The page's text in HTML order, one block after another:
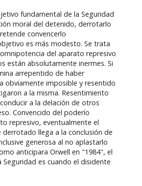
fundamental de la Seguridad
moral del detenido, derrotarlo
convencerlo
es más modesto. Se trata
del aparato represivo
están absolutamente inermes. Si
arrepentido de haber
obviamente imposible y resentido
a la misma. Resentimiento
a la delación de otros
Convencido del poderío
represivo, eventualmente el
llega a la conclusión de
generosa al no aplastarlo
anticipara Orwell en "1984", el
es cuando el disidente